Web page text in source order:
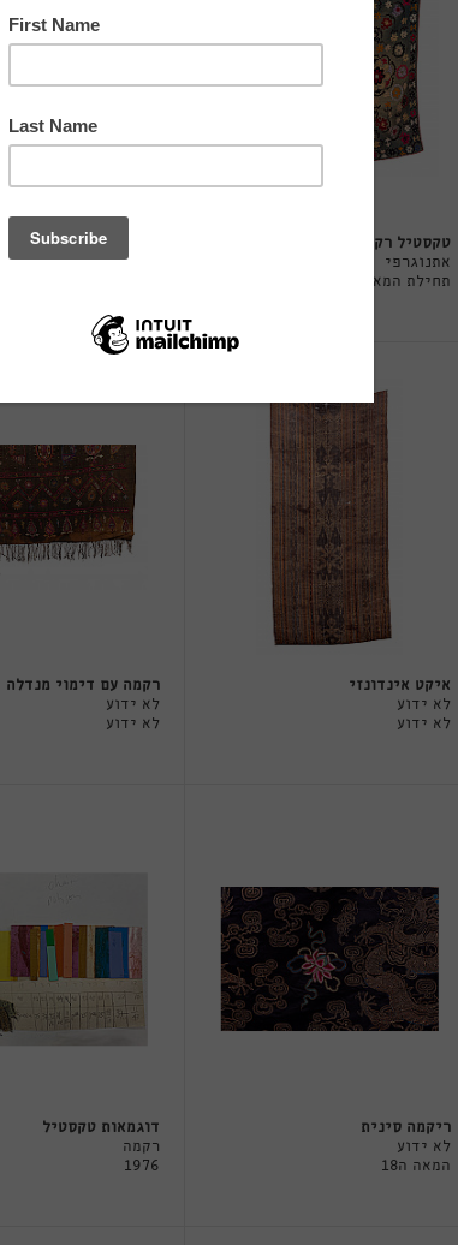
טקסטיל רקום
אתנוגרפי
תחילת המאה ה-20
טקסטיל רקום
אתנוגרפי
איקט אינדונזי
לא ידוע
לא ידוע
רקמה עם דימוי מנדלה
לא ידוע
לא ידוע
ריקמה סינית
לא ידוע
המאה ה18
דוגמאות טקסטיל
רקמה
1976